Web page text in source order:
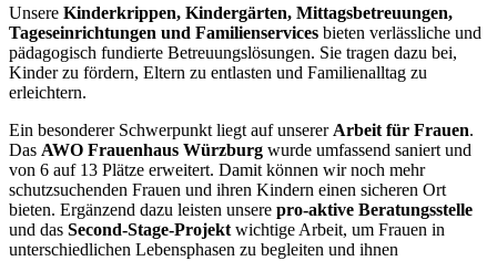
Unsere Kinderkrippen, Kindergärten, Mittagsbetreuungen,
Tageseinrichtungen und Familienservices bieten verlässliche und
pädagogisch fundierte Betreuungslösungen. Sie tragen dazu bei,
Kinder zu fördern, Eltern zu entlasten und Familienalltag zu
erleichtern.
Ein besonderer Schwerpunkt liegt auf unserer Arbeit für Frauen.
Das AWO Frauenhaus Würzburg wurde umfassend saniert und
von 6 auf 13 Plätze erweitert. Damit können wir noch mehr
schutzsuchenden Frauen und ihren Kindern einen sicheren Ort
bieten. Ergänzend dazu leisten unsere pro-aktive Beratungsstelle
und das Second-Stage-Projekt wichtige Arbeit, um Frauen in
unterschiedlichen Lebensphasen zu begleiten und ihnen